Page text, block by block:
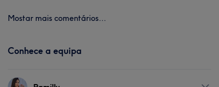
Mostar mais comentários...
Conhece a equipa